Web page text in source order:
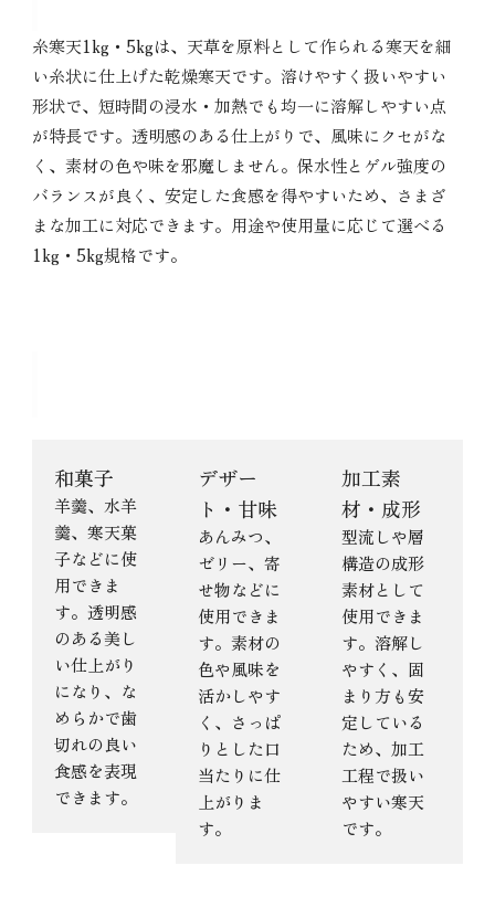
糸寒天1kg・5kgは、天草を原料として作られる寒天を細
い糸状に仕上げた乾燥寒天です。溶けやすく扱いやすい
形状で、短時間の浸水・加熱でも均一に溶解しやすい点
が特長です。透明感のある仕上がりで、風味にクセがな
く、素材の色や味を邪魔しません。保水性とゲル強度の
バランスが良く、安定した食感を得やすいため、さまざ
まな加工に対応できます。用途や使用量に応じて選べる
1kg・5kg規格です。
和菓子
羊羹、水羊
羹、寒天菓
子などに使
用できま
す。透明感
のある美し
い仕上がり
になり、な
めらかで歯
切れの良い
食感を表現
できます。
デザー
ト・甘味
あんみつ、
ゼリー、寄
せ物などに
使用できま
す。素材の
色や風味を
活かしやす
く、さっぱ
りとした口
当たりに仕
上がりま
す。
加工素
材・成形
型流しや層
構造の成形
素材として
使用できま
す。溶解し
やすく、固
まり方も安
定している
ため、加工
工程で扱い
やすい寒天
です。